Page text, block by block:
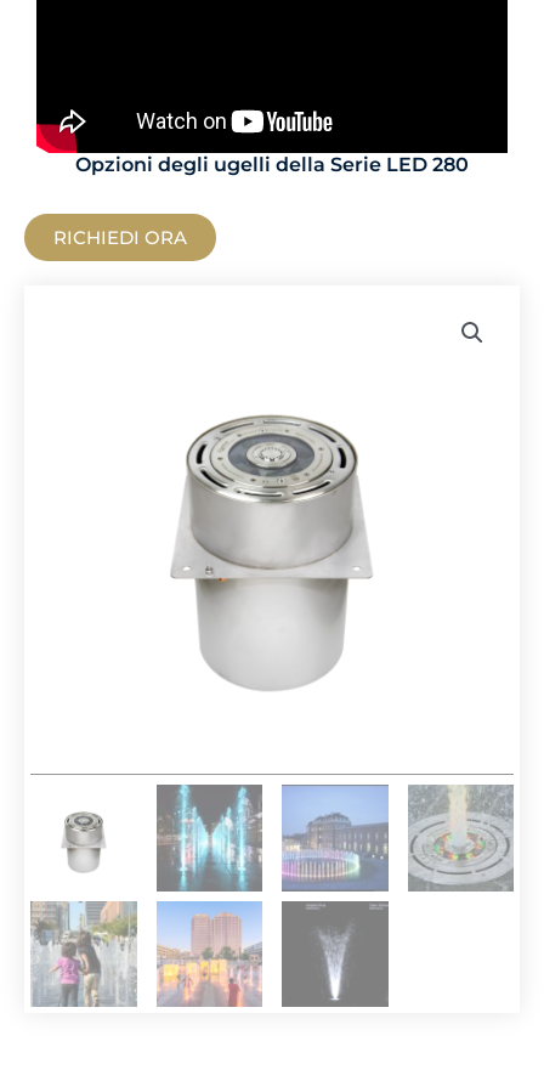
Opzioni degli ugelli della Serie LED 280
RICHIEDI ORA